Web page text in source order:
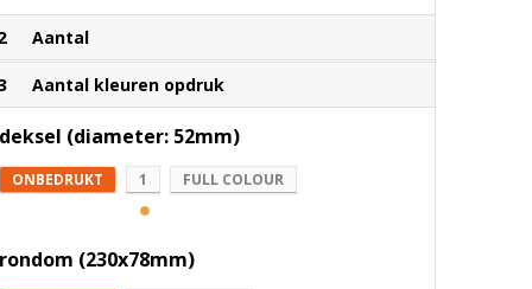
Aantal
Aantal kleuren opdruk
deksel (diameter: 52mm)
ONBEDRUKT 1 FULL COLOUR
rondom (230x78mm)